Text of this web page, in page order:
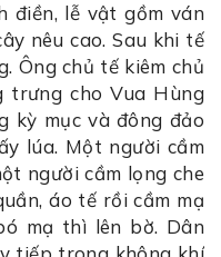
điền, lễ vật gồm ván
nêu cao. Sau khi tế
Ông chủ tế kiêm chủ
trưng cho Vua Hùng
kỳ mục và đông đảo
lúa. Một người cầm
người cầm lọng che
áo tế rồi cầm mạ
mạ thì lên bờ. Dân